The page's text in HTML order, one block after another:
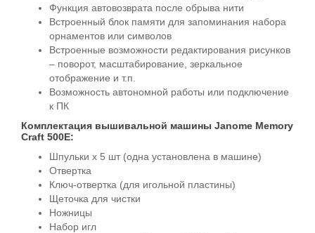
Функция автовозврата после обрыва нити
Встроенный блок памяти для запоминания набора
орнаментов или символов
Встроенные возможности редактирования рисунков
– поворот, масштабирование, зеркальное
отображение и т.п.
Возможность автономной работы или подключение
к ПК
Комплектация вышивальной машины Janome Memory
Craft 500E:
Шпульки х 5 шт (одна установлена в машине)
Отвертка
Ключ-отвертка (для игольной пластины)
Щеточка для чистки
Ножницы
Набор игл